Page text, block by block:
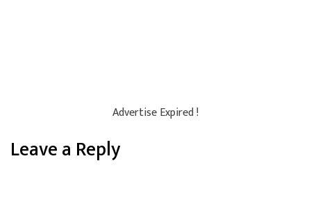
Advertise Expired !
Leave a Reply